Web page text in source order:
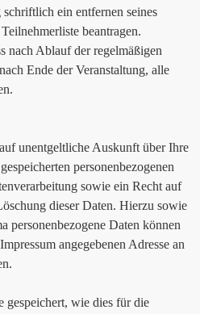
ein entfernen seines
beantragen.
nach Ablauf der regelmäßigen
Ende der Veranstaltung, alle
unentgeltliche Auskunft über Ihre
personenbezogenen
sowie ein Recht auf
dieser Daten. Hierzu sowie
personenbezogene Daten können
angegebenen Adresse an
gespeichert, wie dies für die